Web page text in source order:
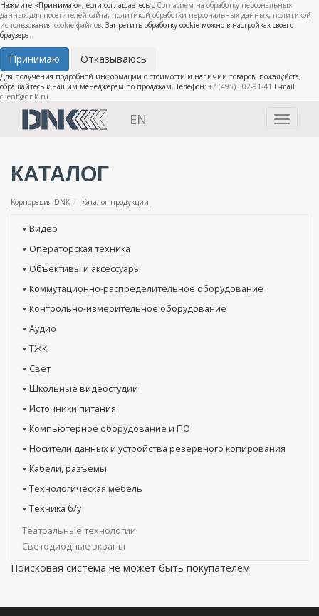
Нажмите «Принимаю», если соглашаетесь с Согласием на обработку персональных
данных для посетителей сайта, политикой обработки персональных данных, политикой
использования cookie-файлов. Запретить обработку cookie можно в настройках своего
браузера.
Принимаю Отказываюсь
Для получения подробной информации о стоимости и наличии товаров, пожалуйста,
обращайтесь к нашим менеджерам по продажам. Телефон: +7 (495) 502-91-41 E-mail:
client@dnk.ru
Toggle
EN
КАТАЛОГ
Корпорация DNK Каталог продукции
Видео
Операторская техника
Объективы и аксессуары
Коммутационно-распределительное оборудование
Контрольно-измерительное оборудование
Аудио
ТЖК
Свет
Школьные видеостудии
Источники питания
Компьютерное оборудование и ПО
Носители данных и устройства резервного копирования
Кабели, разъемы
Технологическая мебель
Техника б/у
Театральные технологии
Светодиодные экраны
Поисковая система не может быть покупателем